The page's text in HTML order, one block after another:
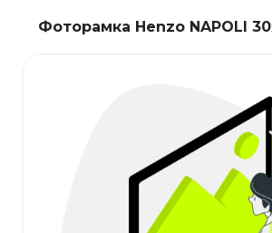
Фоторамка Henzo NAPOLI